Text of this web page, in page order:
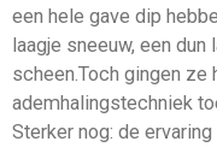
een hele gave dip
laagje sneeuw, een dun
scheen.Toch gingen ze
ademhalingstechniek
Sterker nog: de